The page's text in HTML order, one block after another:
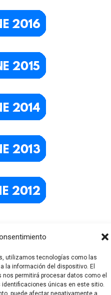
utilizamos tecnologías como las
la información del dispositivo. El
permitirá procesar datos como el
únicas en este sitio.
puede afectar negativamente a